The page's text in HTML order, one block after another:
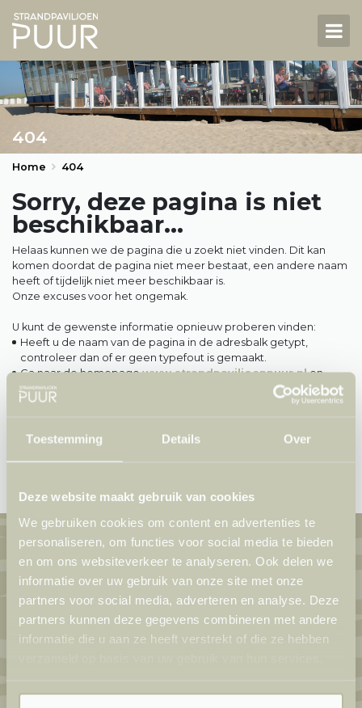
Toestemming Details Over
Deze website maakt gebruik van cookies
We gebruiken cookies om content en advertenties te
personaliseren, om functies voor social media te bieden
en om ons websiteverkeer te analyseren. Ook delen we
informatie over uw gebruik van onze site met onze
partners voor social media, adverteren en analyse. Deze
partners kunnen deze gegevens combineren met andere
informatie die u aan ze heeft verstrekt of die ze hebben
NL DE
Strandpaviljoen
Groepen
High tea
Strandcabine huren
Contact
Werken aan zee
404
Home 404
Sorry, deze pagina is niet
beschikbaar...
Helaas kunnen we de pagina die u zoekt niet vinden. Dit kan
komen doordat de pagina niet meer bestaat, een andere naam
heeft of tijdelijk niet meer beschikbaar is.
Onze excuses voor het ongemak.
U kunt de gewenste informatie opnieuw proberen vinden:
Heeft u de naam van de pagina in de adresbalk getypt,
controleer dan of er geen typefout is gemaakt.
Ga naar de homepagewww.strandpaviljoenpuur.nlen
zoek naar de gewenste informatie.
Zoek via de navigatiebalk boven aan deze pagina voor
Heeft u nog vragen? Neem gerust contact met ons op +31(0)117
Nieuwsbrief